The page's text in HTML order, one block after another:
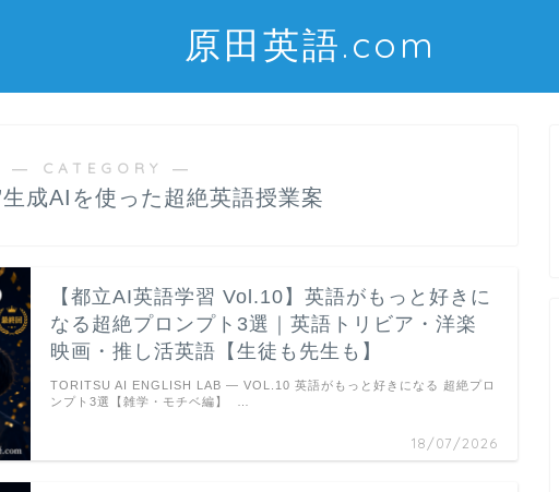
原田英語.com
― CATEGORY ―
生成AIを使った超絶英語授業案
【都立AI英語学習 Vol.10】英語がもっと好きに
なる超絶プロンプト3選｜英語トリビア・洋楽
映画・推し活英語【生徒も先生も】
18/07/2026
TORITSU AI ENGLISH LAB — VOL.10 英語がもっと好きになる 超絶プロ
ンプト3選【雑学・モチベ編】 …